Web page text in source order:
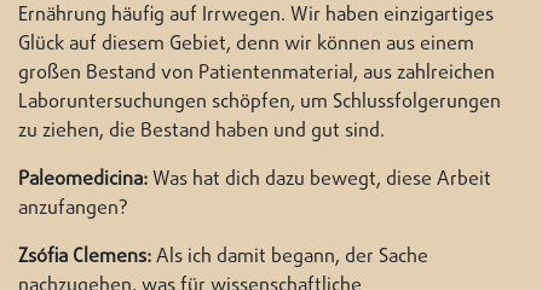
Ernährung häufig auf Irrwegen. Wir haben einzigartiges
Glück auf diesem Gebiet, denn wir können aus einem
großen Bestand von Patientenmaterial, aus zahlreichen
Laboruntersuchungen schöpfen, um Schlussfolgerungen
zu ziehen, die Bestand haben und gut sind.
Paleomedicina:Was hat dich dazu bewegt, diese Arbeit
anzufangen?
Zsófia Clemens:Als ich damit begann, der Sache